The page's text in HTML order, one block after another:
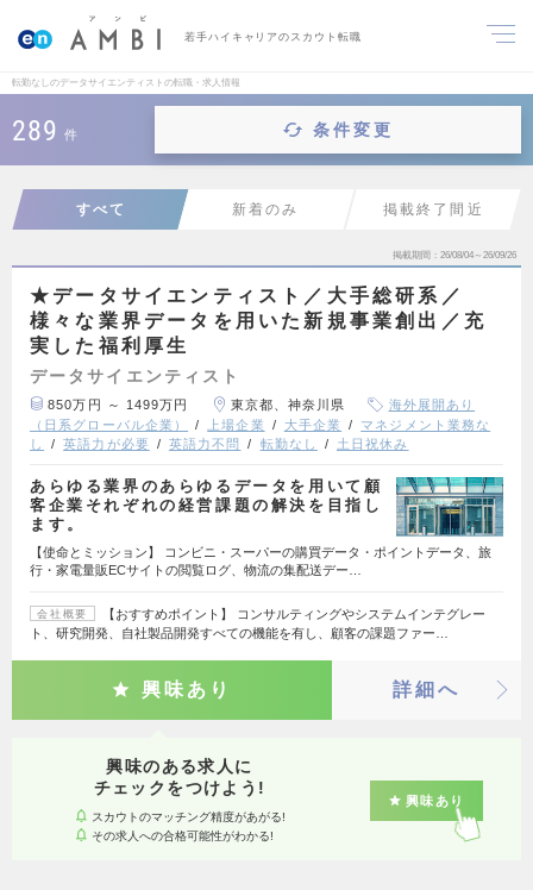
若手ハイキャリアのスカウト転職
転勤なしのデータサイエンティストの転職・求人情報
289 件 条件変更
すべて 新着のみ 掲載終了間近
掲載期間 26/08/04～26/09/26
★データサイエンティスト／大手総研系／
様々な業界データを用いた新規事業創出／充
実した福利厚生
データサイエンティスト
850万円 ～ 1499万円 東京都、神奈川県
海外展開あり
（日系グローバル企業）
上場企業 大手企業
マネジメント業務な
し
英語力が必要 英語力不問 転勤なし 土日祝休み
あらゆる業界のあらゆるデータを用いて顧
客企業それぞれの経営課題の解決を目指し
ます。
【使命とミッション】 コンビニ・スーパーの購買データ・ポイントデータ、旅
行・家電量販ECサイトの閲覧ログ、物流の集配送デー…
会社概要
【おすすめポイント】 コンサルティングやシステムインテグレー
ト、研究開発、自社製品開発すべての機能を有し、顧客の課題ファー…
興味あり 詳細へ
興味のある求人に
チェックをつけよう!
スカウトのマッチング精度があがる!
その求人への合格可能性がわかる!
興味あり